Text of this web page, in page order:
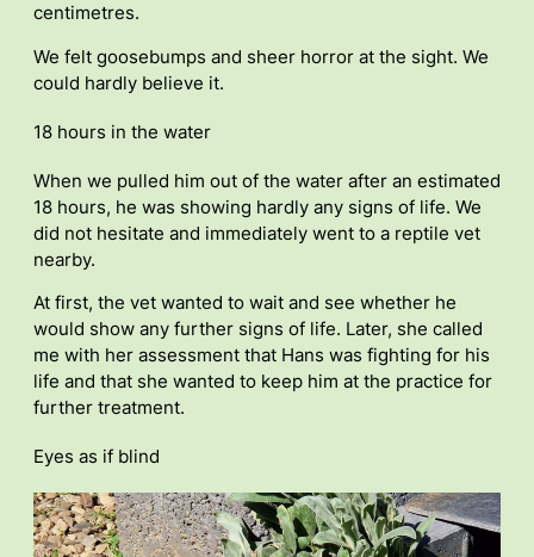
centimetres.
We felt goosebumps and sheer horror at the sight. We
could hardly believe it.
18 hours in the water
When we pulled him out of the water after an estimated
18 hours, he was showing hardly any signs of life. We
did not hesitate and immediately went to a reptile vet
nearby.
At first, the vet wanted to wait and see whether he
would show any further signs of life. Later, she called
me with her assessment that Hans was fighting for his
life and that she wanted to keep him at the practice for
further treatment.
Eyes as if blind